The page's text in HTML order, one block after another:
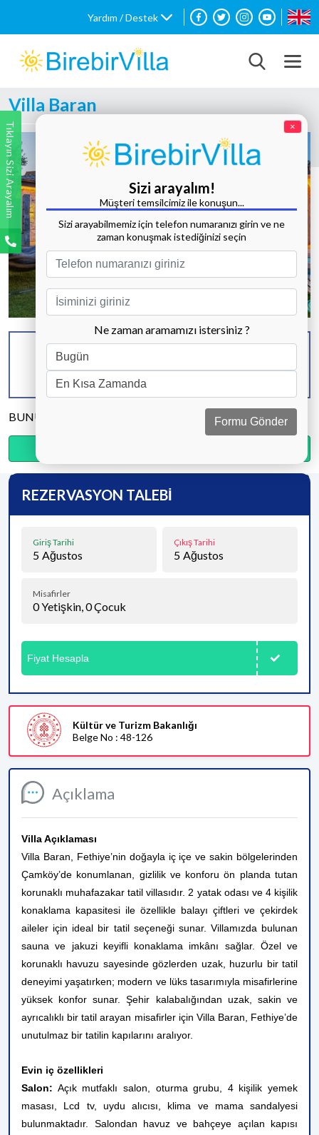
Yardım / Destek
Villa Baran
Tüm Fotoğrafları Göster
KAPASİTE
4 KİŞİ
BANYO & WC
2 ADET
YATAK ODASI
BUNU PAYLAŞ
Açıklama
Villa Açıklaması
Villa Baran, Fethiye’nin doğayla iç içe ve sakin bölgelerinden
Çamköy’de konumlanan, gizlilik ve konforu ön planda tutan
korunaklı muhafazakar tatil villasıdır. 2 yatak odası ve 4 kişilik
konaklama kapasitesi ile özellikle balayı çiftleri ve çekirdek
aileler için ideal bir tatil seçeneği sunar. Villamızda bulunan
sauna ve jakuzi keyifli konaklama imkânı sağlar. Özel ve
korunaklı havuzu sayesinde gözlerden uzak, huzurlu bir tatil
deneyimi yaşatırken; modern ve lüks tasarımıyla misafirlerine
yüksek konfor sunar. Şehir kalabalığından uzak, sakin ve
ayrıcalıklı bir tatil arayan misafirler için Villa Baran, Fethiye’de
unutulmaz bir tatilin kapılarını aralıyor.
Evin iç özellikleri
Salon: Açık mutfaklı salon, oturma grubu, 4 kişilik yemek
masası, Lcd tv, uydu alıcısı, klima ve mama sandalyesi
bulunmaktadır. Salondan havuz ve bahçeye açılan kapısı
REZERVASYON TALEBİ
Giriş Tarihi
5 Ağustos
Çıkış Tarihi
5 Ağustos
Misafirler
0Yetişkin,0Çocuk
Fiyat Hesapla
Kültür ve Turizm Bakanlığı
Belge No : 48-126
Tıklayın Sizi Arayalım ×
Sizi arayalım!
Müşteri temsilcimiz ile konuşun...
Sizi arayabilmemiz için telefon numaranızı girin ve ne
zaman konuşmak istediğinizi seçin
Ne zaman aramamızı istersiniz ?
Formu Gönder